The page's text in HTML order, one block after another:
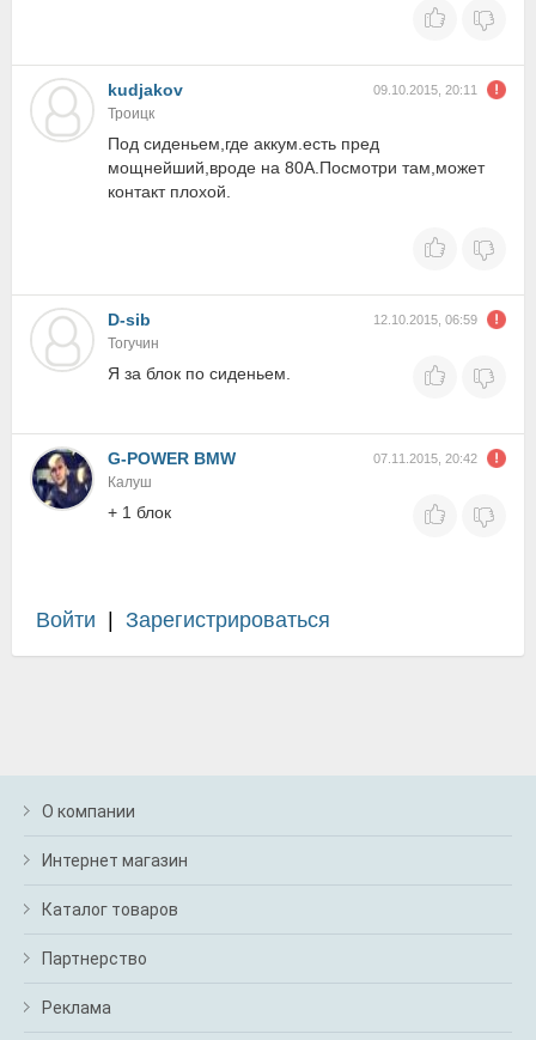
kudjakov 09.10.2015, 20:11
Троицк
Под сиденьем,где аккум.есть пред
мощнейший,вроде на 80А.Посмотри там,может
контакт плохой.
D-sib 12.10.2015, 06:59
Тогучин
Я за блок по сиденьем.
G-POWER BMW 07.11.2015, 20:42
Калуш
+ 1 блок
Войти Зарегистрироваться
О компании
Интернет магазин
Каталог товаров
Партнерство
Реклама